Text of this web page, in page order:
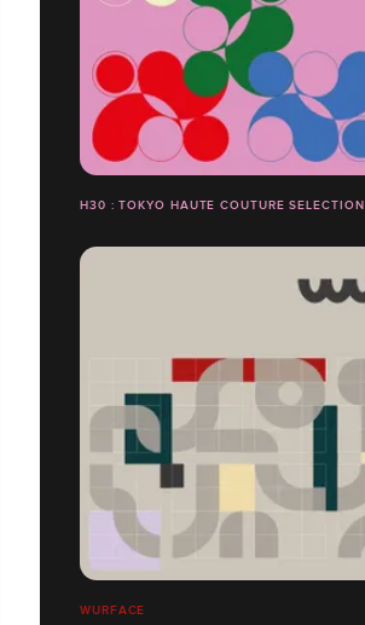
H30 : TOKYO HAUTE COUTURE SELECTION
WURFACE